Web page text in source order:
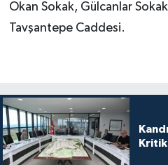
Okan Sokak, Gülcanlar
Tavşantepe Caddesi.
Kritik